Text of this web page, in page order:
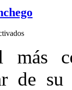
en
conoce
el
manchego
más
de su